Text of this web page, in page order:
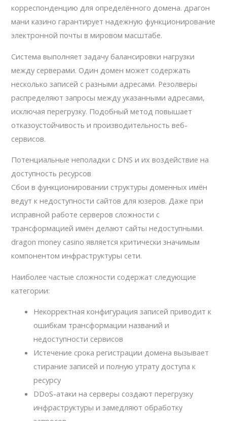
корреспонденцию для определённого домена. драгон
мани казино гарантирует надежную функционирование
электронной почты в мировом масштабе.
Система выполняет задачу балансировки нагрузки
между серверами. Один домен может содержать
несколько записей с разными адресами. Резолверы
распределяют запросы между указанными адресами,
исключая перегрузку. Подобный метод повышает
отказоустойчивость и производительность веб-
сервисов.
Потенциальные неполадки с DNS и их воздействие на
доступность ресурсов
Сбои в функционировании структуры доменных имён
ведут к недоступности сайтов для юзеров. Даже при
исправной работе серверов сложности с
трансформацией имён делают сайты недоступными.
dragon money casino является критически значимым
компонентом инфраструктуры сети.
Наиболее частые сложности содержат следующие
категории:
Некорректная конфигурация записей приводит к
ошибкам трансформации названий и
недоступности сервисов
Истечение срока регистрации домена вызывает
стирание записей и полную утрату доступа к
ресурсу
DDoS-атаки на серверы создают перегрузку
инфраструктуры и замедляют обработку